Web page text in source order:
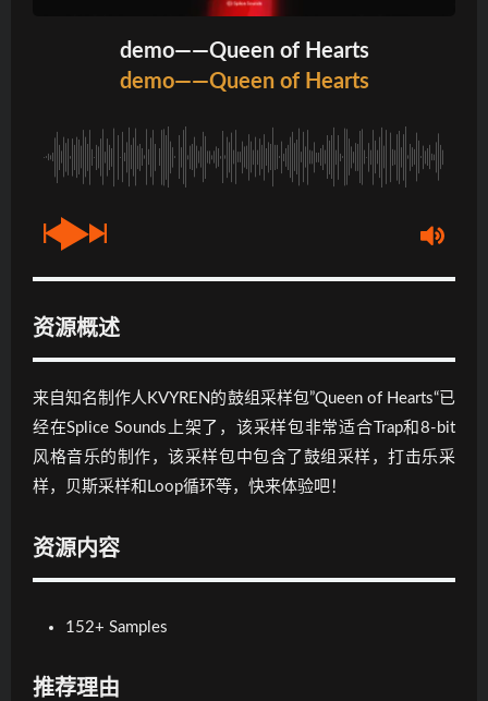
demo——Queen of Hearts
demo——Queen of Hearts
资源概述
来自知名制作人KVYREN的鼓组采样包”Queen of Hearts“已
经在Splice Sounds上架了，该采样包非常适合Trap和8-bit
风格音乐的制作，该采样包中包含了鼓组采样，打击乐采
样，贝斯采样和Loop循环等，快来体验吧！
资源内容
152+ Samples
推荐理由